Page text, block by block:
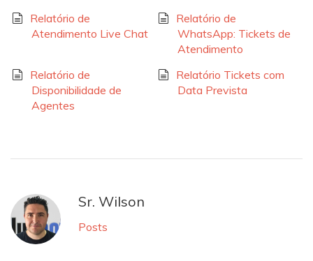
Relatório de
Atendimento Live Chat
Relatório de
WhatsApp: Tickets de
Atendimento
Relatório de
Disponibilidade de
Agentes
Relatório Tickets com
Data Prevista
Sr. Wilson
Posts